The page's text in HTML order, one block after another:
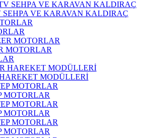
SEHPA VE KARAVAN KALDIRAÇ
MOTORLAR
MODÜLLERİ
MOTORLAR
MOTORLAR
MOTORLAR